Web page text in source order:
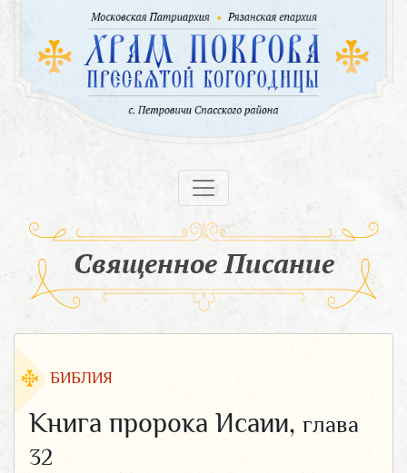
Священное Писание
БИБЛИЯ
Книга пророка Исаии, глава
32